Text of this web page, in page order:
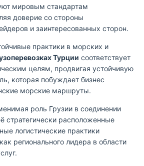
мировым стандартам
доверие со стороны
и заинтересованных сторон.
практики в морских и
Турции соответствует
целям, продвигая устойчивую
которая побуждает бизнес
морские маршруты.
роль Грузии в соединении
стратегически расположенные
логистические практики
регионального лидера в области